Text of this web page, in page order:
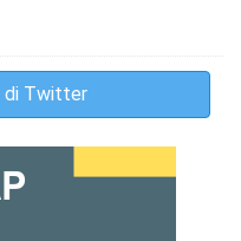
di Twitter